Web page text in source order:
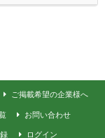
ご掲載希望の企業様へ
お問い合わせ
ログイン